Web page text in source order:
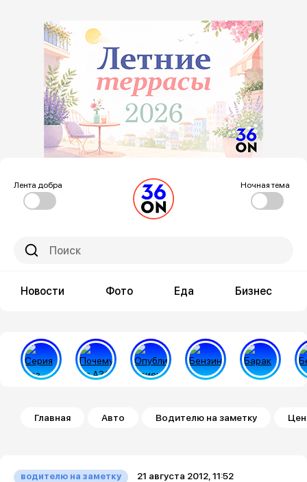
Лента добра Ночная тема
Новости Фото Еда Бизнес
Строка навигации
Главная Авто Водителю на заметку
водителю на заметку 21 августа 2012, 11:52